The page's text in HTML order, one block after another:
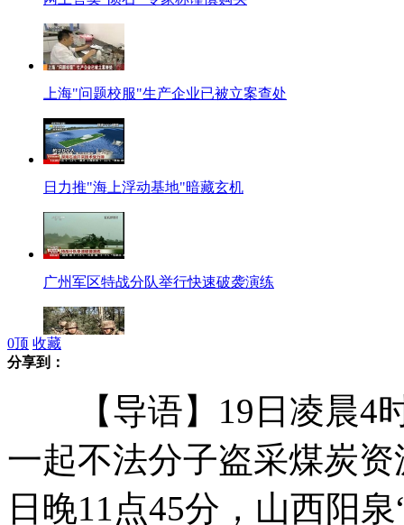
上海"问题校服"生产企业已被立案查处
日力推"海上浮动基地"暗藏玄机
广州军区特战分队举行快速破袭演练
扫雷战场"听风者":靠耳朵判钉子方向
0顶 收藏
分享到：
【导语】19日凌晨4时
一起不法分子盗采煤炭
日晚11点45分，山西阳